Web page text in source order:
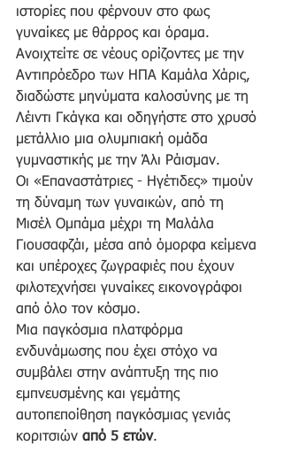
ιστορίες που φέρνουν στο φως
γυναίκες με θάρρος και όραμα.
Ανοιχτείτε σε νέους ορίζοντες με την
Αντιπρόεδρο των ΗΠΑ Καμάλα Χάρις,
διαδώστε μηνύματα καλοσύνης με τη
Λέιντι Γκάγκα και οδηγήστε στο χρυσό
μετάλλιο μια ολυμπιακή ομάδα
γυμναστικής με την Άλι Ράισμαν.
Οι «Επαναστάτριες - Ηγέτιδες» τιμούν
τη δύναμη των γυναικών, από τη
Μισέλ Ομπάμα μέχρι τη Μαλάλα
Γιουσαφζάι, μέσα από όμορφα κείμενα
και υπέροχες ζωγραφιές που έχουν
φιλοτεχνήσει γυναίκες εικονογράφοι
από όλο τον κόσμο.
Μια παγκόσμια πλατφόρμα
ενδυνάμωσης που έχει στόχο να
συμβάλει στην ανάπτυξη της πιο
εμπνευσμένης και γεμάτης
αυτοπεποίθηση παγκόσμιας γενιάς
κοριτσιών από 5 ετών.